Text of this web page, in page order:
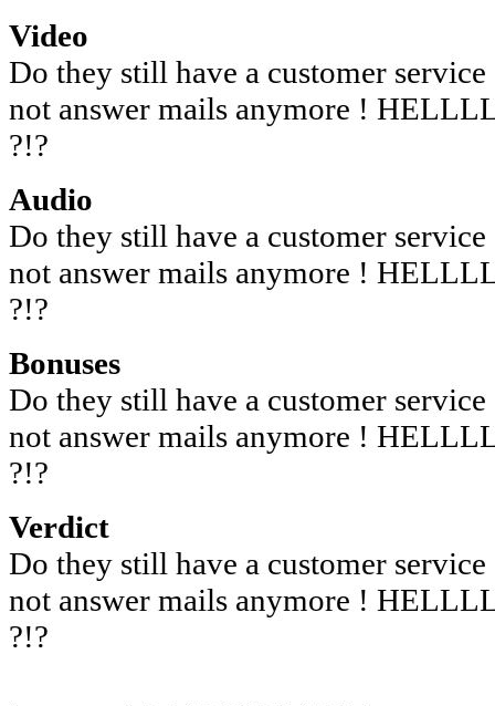
Video
Do they still have a customer
not answer mails anymore !
?!?
Audio
Do they still have a customer
not answer mails anymore !
?!?
Bonuses
Do they still have a customer
not answer mails anymore !
?!?
Verdict
Do they still have a customer
not answer mails anymore !
?!?